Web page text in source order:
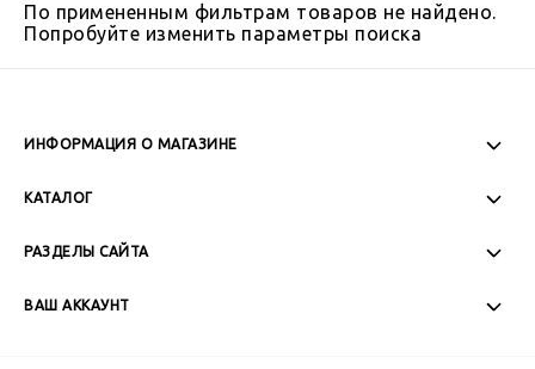
По примененным фильтрам товаров не найдено.
Попробуйте изменить параметры поиска
ИНФОРМАЦИЯ О МАГАЗИНЕ
Сб-Вс: Выходной
КАТАЛОГ
РАЗДЕЛЫ САЙТА
ВАШ АККАУНТ